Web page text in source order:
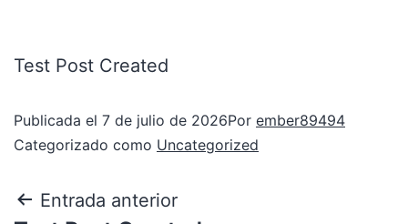
Test Post Created
Publicada el 7 de julio de 2026Por ember89494
Categorizado como Uncategorized
Entrada anterior